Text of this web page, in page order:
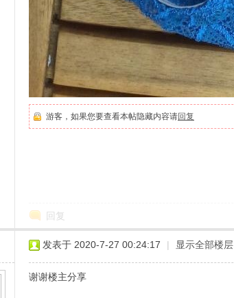
游客，如果您要查看本帖隐藏内容请回复
回复
发表于 2020-7-27 00:24:17 | 显示全部楼层
谢谢楼主分享